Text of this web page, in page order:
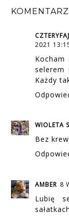
2021
Kocham
selerem
Każdy
WIOLETA
Bez
AMBER 8
Lubię